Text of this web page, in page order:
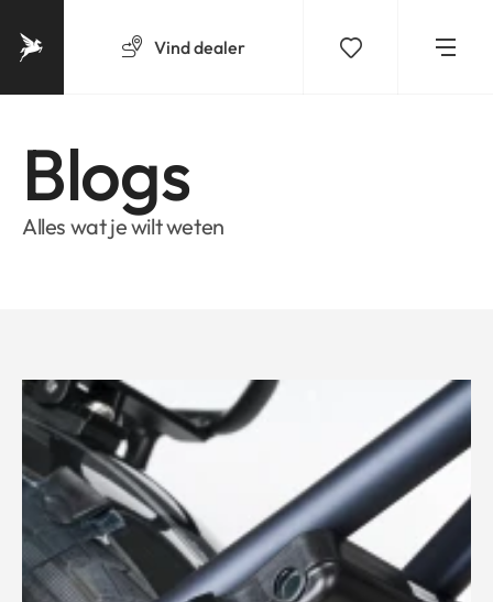
Vinddealer
Blogs
Alles wat je wilt weten